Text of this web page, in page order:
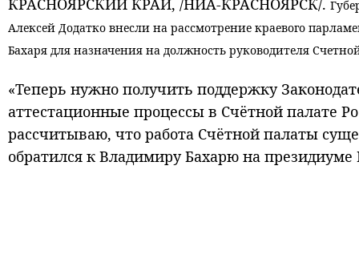
Алексей Додатко внесли на рассмотрение краевого
Бахаря для назначения на должность руководителя
«Теперь нужно получить поддержку
аттестационные процессы в Счётной палате
рассчитываю, что работа Счётной палаты
обратился к Владимиру Бахарю на президиуме